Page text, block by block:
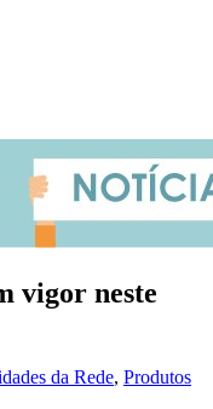
vigor neste
da Rede, Produtos